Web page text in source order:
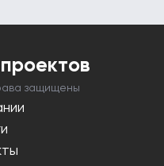
защищены